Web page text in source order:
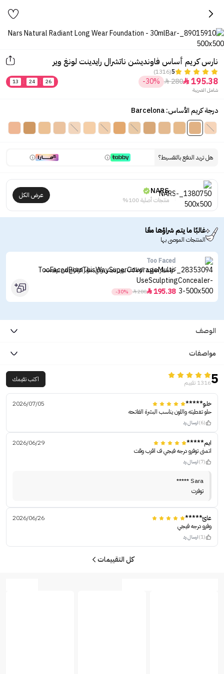
نارس كريم أساس فاونديشن ناتشرال رايدينت لونغ وير
5
(1316)
195.38

280

-30%
13 : 24 :
26
شامل الضريبة
درجة كريم الأساس: Barcelona
هل تريد الدفع بالتقسيط؟
NARS
منتجات أصلية 100%
عرض الكل
غالبًا ما يتم شراؤها معًا
المنتجات الموصى بها
Too Faced
كونسيلر متعدد الوظائف بورن ذيس واي سوبر كوفراج من توفيسد
195.38

280

-30%
الوصف
مواصفات
51316 تقييم اكتب تقيمك
خلو*****
2026/07/05
حلو تغطيته واللون يناسب البشرة الفاتحه
(6) ارسال رد
ايم*****
2026/06/29
اتمنى توفرو درجه فيجي ف اقرب وقت
(7) ارسال رد
Sara *****
توفرت
عائ*****
2026/06/26
وفرو درجه فيجي
(1) ارسال رد
كل التقييمات